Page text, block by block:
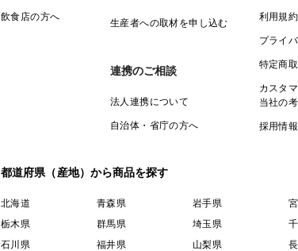
飲食店の方へ
生産者への取材を申し込む
連携のご相談
法人連携について
自治体・省庁の方へ
利用規約
プライ
特定商
カスタ
当社の
採用情報
都道府県（産地）から商品を探す
北海道 青森県 岩手県
栃木県
群馬県 埼玉県
石川県
福井県 山梨県